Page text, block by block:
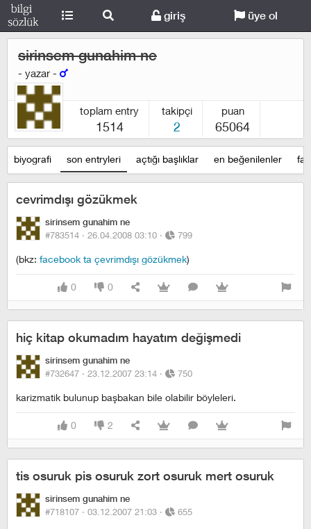
giriş üye ol
sirinsem gunahim ne
- yazar -
toplam entry
1514
takipçi
2
puan
65064
biyografi son entryleri açtığı başlıklar en beğenilenler
cevrimdışı gözükmek
sirinsem gunahim ne
#783514 · 26.04.2008 03:10 · 799
(bkz: facebook ta çevrimdışı gözükmek)
0 0
hiç kitap okumadım hayatım değişmedi
sirinsem gunahim ne
#732647 · 23.12.2007 23:14 · 750
karizmatik bulunup başbakan bile olabilir böyleleri.
0 2
tis osuruk pis osuruk zort osuruk mert osuruk
sirinsem gunahim ne
#718107 · 03.12.2007 21:03 · 655